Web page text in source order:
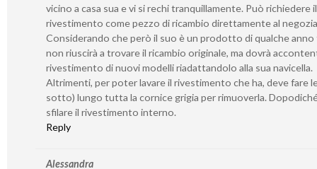
vicino a casa sua e vi si rechi tranquillamente. Può richiedere il
rivestimento come pezzo di ricambio direttamente al
Considerando che però il suo è un prodotto di qualche anno
non riuscirà a trovare il ricambio originale, ma dovrà
rivestimento di nuovi modelli riadattandolo alla sua navicella.
Altrimenti, per poter lavare il rivestimento che ha, deve fare
sotto) lungo tutta la cornice grigia per rimuoverla.
sfilare il rivestimento interno.
Reply
Alessandra